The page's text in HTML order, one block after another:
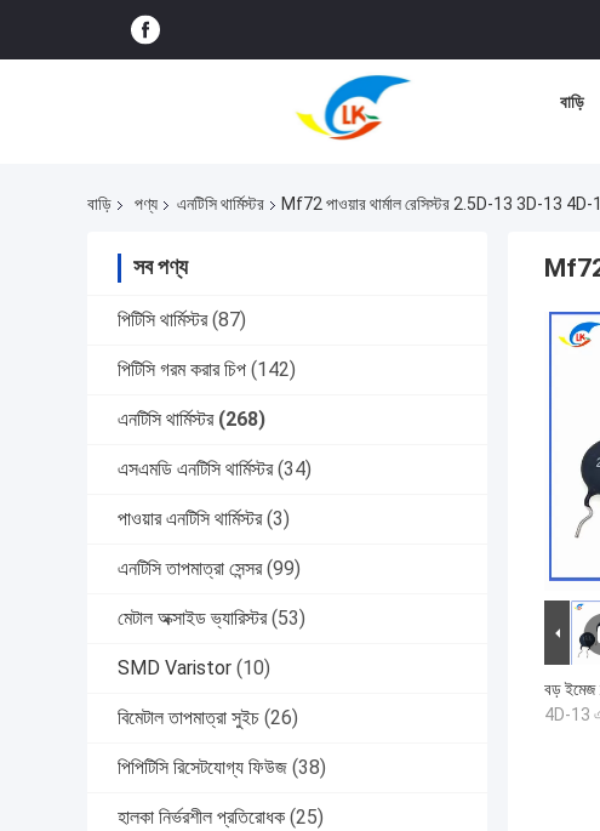
বাড়ি
বাড়ি পণ্য এনটিসি থার্মিস্টর Mf72 পাওয়ার থার্মাল রেসিস্টর 2.5D-13 3D-13 4D-13
সব পণ্য
পিটিসি থার্মিস্টর (87)
পিটিসি গরম করার চিপ (142)
এনটিসি থার্মিস্টর (268)
এসএমডি এনটিসি থার্মিস্টর (34)
পাওয়ার এনটিসি থার্মিস্টর (3)
এনটিসি তাপমাত্রা সেন্সর (99)
মেটাল অক্সাইড ভ্যারিস্টর (53)
SMD Varistor (10)
বিমেটাল তাপমাত্রা সুইচ (26)
পিপিটিসি রিসেটযোগ্য ফিউজ (38)
হালকা নির্ভরশীল প্রতিরোধক (25)
Mf72
বড় ইমেজ :
4D-13